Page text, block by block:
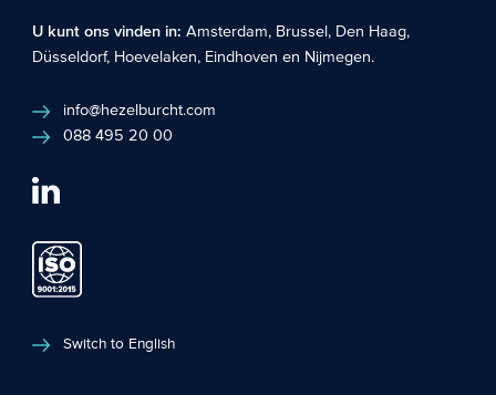
U kunt ons vinden in:Amsterdam, Brussel , Den Haag,
Düsseldorf, Hoevelaken, Eindhoven en Nijmegen.
info@hezelburcht.com
088 495 20 00
Switch to English